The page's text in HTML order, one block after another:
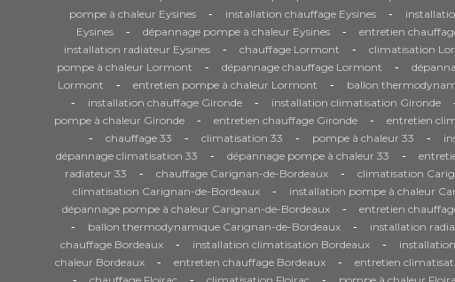
pompe à chaleur Eysines - installation chauffage Eysines -
Eysines
- dépannage pompe à chaleur Eysines - entretien
installation radiateur Eysines - chauffage Lormont - climatisation
pompe à chaleur Lormont
- dépannage chauffage Lormont -
Lormont
- entretien pompe à chaleur Lormont - ballon
- installation chauffage Gironde - installation climatisation Gironde
pompe à chaleur Gironde
- entretien chauffage Gironde - entretien
- chauffage 33 - climatisation 33 - pompe à chaleur 33 -
dépannage climatisation 33 - dépannage pompe à chaleur 33 -
radiateur 33
- chauffage Carignan-de-Bordeaux - climatisation
climatisation Carignan-de-Bordeaux
- installation pompe à chaleur
dépannage pompe à chaleur Carignan-de-Bordeaux - entretien
- ballon thermodynamique Carignan-de-Bordeaux - installation
chauffage Bordeaux
- installation climatisation Bordeaux -
chaleur Bordeaux
- entretien chauffage Bordeaux - entretien
- - -